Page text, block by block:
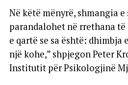
Në këtë mënyrë, shmangia
parandalohet në rrethana të
e qartë se sa është: dhimbja
një kohe,” shpjegon Peter
Institutit për Psikologjinë